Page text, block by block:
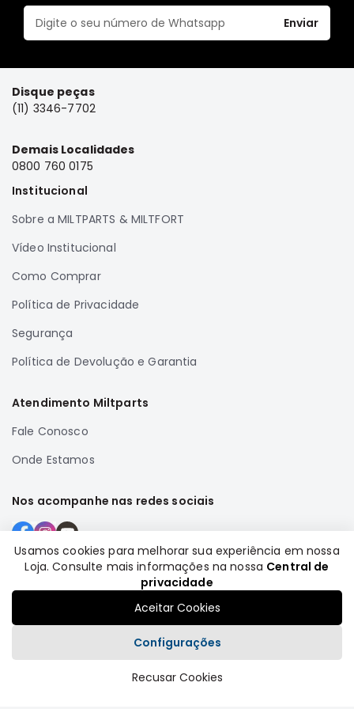
Motor
Suspensão
Freio
Grandis
Motor
Correias
Acessórios
Montadoras
Honda
Toyota
BMW
HYUNDAI
NISSAN
Enviar
Disque peças
(11) 3346-7702
Demais Localidades
0800 760 0175
Institucional
Sobre a MILTPARTS & MILTFORT
Vídeo Institucional
Como Comprar
Política de Privacidade
Segurança
Política de Devolução e Garantia
Atendimento Miltparts
Fale Conosco
Onde Estamos
Nos acompanhe nas redes sociais
Formas de pagamento
Plataforma
Usamos cookies para melhorar sua experiência em nossa
Loja. Consulte mais informações na nossa Central de
privacidade
Aceitar Cookies
Configurações
Recusar Cookies